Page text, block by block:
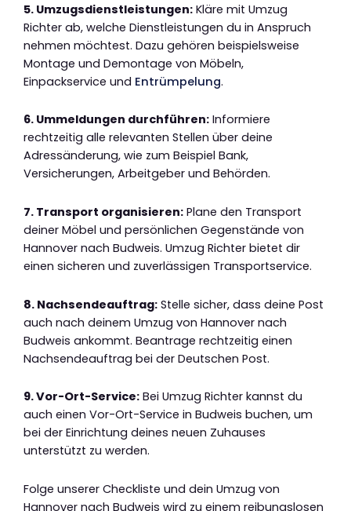
5. Umzugsdienstleistungen: Kläre mit Umzug
Richter ab, welche Dienstleistungen du in Anspruch
nehmen möchtest. Dazu gehören beispielsweise
Montage und Demontage von Möbeln,
Einpackservice und Entrümpelung.
6. Ummeldungen durchführen: Informiere
rechtzeitig alle relevanten Stellen über deine
Adressänderung, wie zum Beispiel Bank,
Versicherungen, Arbeitgeber und Behörden.
7. Transport organisieren: Plane den Transport
deiner Möbel und persönlichen Gegenstände von
Hannover nach Budweis. Umzug Richter bietet dir
einen sicheren und zuverlässigen Transportservice.
8. Nachsendeauftrag: Stelle sicher, dass deine Post
auch nach deinem Umzug von Hannover nach
Budweis ankommt. Beantrage rechtzeitig einen
Nachsendeauftrag bei der Deutschen Post.
9. Vor-Ort-Service: Bei Umzug Richter kannst du
auch einen Vor-Ort-Service in Budweis buchen, um
bei der Einrichtung deines neuen Zuhauses
unterstützt zu werden.
Folge unserer Checkliste und dein Umzug von
Hannover nach Budweis wird zu einem reibungslosen